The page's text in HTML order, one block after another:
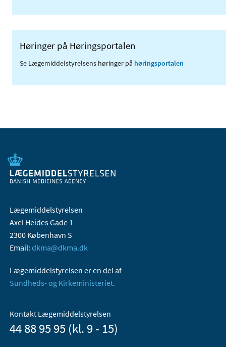
Høringer på Høringsportalen
Se Lægemiddelstyrelsens høringer på høringsportalen
Lægemiddelstyrelsen
Axel Heides Gade 1
2300 København S
Email: dkma@dkma.dk
Lægemiddelstyrelsen er en del af
Sundheds- og Kirkeministeriet.
Kontakt Lægemiddelstyrelsen
44 88 95 95 (kl. 9 - 15)